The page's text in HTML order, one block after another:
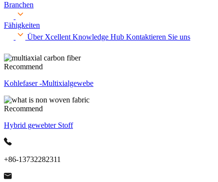
Branchen
Fähigkeiten
Über Xcellent Knowledge Hub Kontaktieren Sie uns
Recommend
Kohlefaser -Multixialgewebe
Recommend
Hybrid gewebter Stoff
+86-13732282311